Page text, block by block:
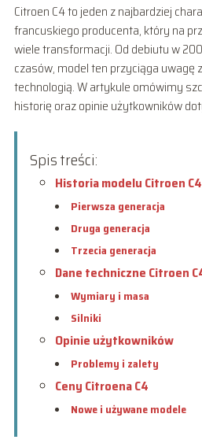
Citroen C4 to jeden z najbardziej
francuskiego producenta, który na
wiele transformacji. Od debiutu w
czasów, model ten przyciąga uwagę
technologią. W artykule omówimy
historię oraz opinie użytkowników
Spis treści:
Historia modelu Citroen C4
Pierwsza generacja
Druga generacja
Trzecia generacja
Dane techniczne Citroen
Wymiary i masa
Silniki
Opinie użytkowników
Problemy i zalety
Ceny Citroena C4
Nowe i używane modele